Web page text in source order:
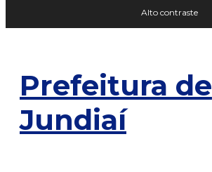
Alto contraste
Prefeitura de
Jundiaí